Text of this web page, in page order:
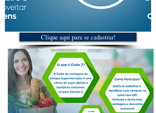
Clique aqui para se cadastrar!